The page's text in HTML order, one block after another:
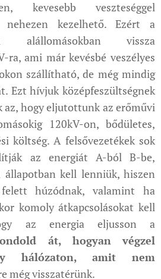
kevesebb veszteséggel
nehezen kezelhető. Ezért a
alállomásokban vissza
ra, ami már kevésbé veszélyes
szállítható, de még mindig
Ezt hívjuk középfeszültségnek
az, hogy eljutottunk az erőművi
120kV-on, bődületes,
költség. A felsővezetékek sok
az energiát A-ból B-be,
kell lenniük, hiszen
húzódnak, valamint ha
komoly átkapcsolásokat kell
az energia eljusson a
át, hogyan végzel
hálózaton, amit nem
még visszatérünk.